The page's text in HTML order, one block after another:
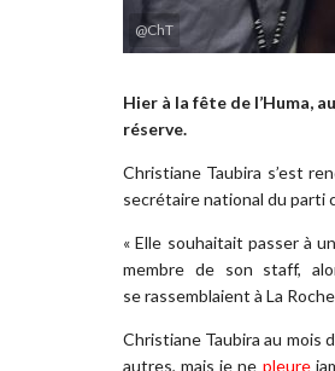
@ChT
Hier à la fête de l’Huma,
réserve.
Christiane Taubira s’est
secrétaire national du parti
« Elle souhaitait passer à
membre de son staff,
se rassemblaient à La
Christiane Taubira au mois
autres, mais je ne pleure